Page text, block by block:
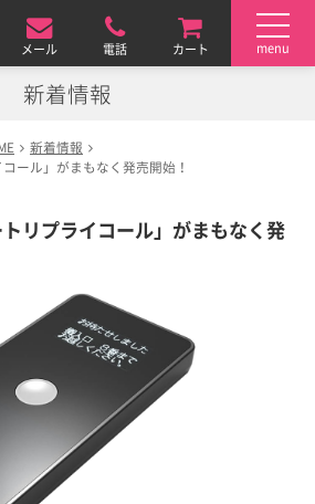
メール 電話 カート
toggle
menu
新着情報
新着情報
ール」がまもなく発売開始！
リプライコール」がまもなく発